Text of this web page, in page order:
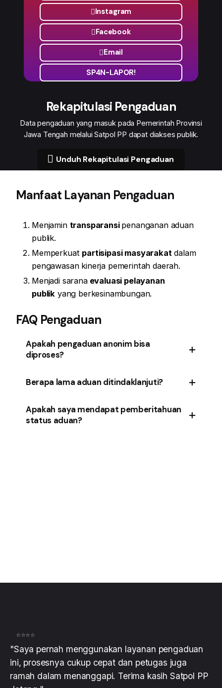
Instagram
Facebook
Email
SP4N-LAPOR!
Rekapitulasi Pengaduan
Data pengaduan yang masuk pada Pemerintah Provinsi
Jawa Tengah melalui Satpol PP dapat diakses publik.
Unduh Rekapitulasi Pengaduan
Manfaat Layanan Pengaduan
Menjamin transparansi penanganan aduan
publik.
Memperkuat partisipasi masyarakat dalam
pengawasan kinerja pemerintah daerah.
Menjadi saranaevaluasi pelayanan
publik yang berkesinambungan.
FAQ Pengaduan
Apakah pengaduan anonim bisa
diproses?
Ya, selama informasi yang disampaikan jelas
dan dapat diverifikasi.
Berapa lama aduan ditindaklanjuti?
Setiap aduan akan diproses sesuaiSLA
(Standar Layanan Aduan)
Apakah saya mendapat pemberitahuan
status aduan?
⭐⭐⭐⭐
"Saya pernah menggunakan layanan pengaduan
ini, prosesnya cukup cepat dan petugas juga
ramah dalam menanggapi. Terima kasih Satpol PP